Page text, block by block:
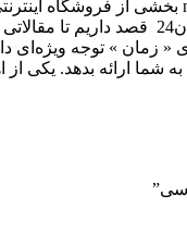
پلاستیکی است. در واحد
« زمان » توجه
از راه‌اندازی این بخش، در